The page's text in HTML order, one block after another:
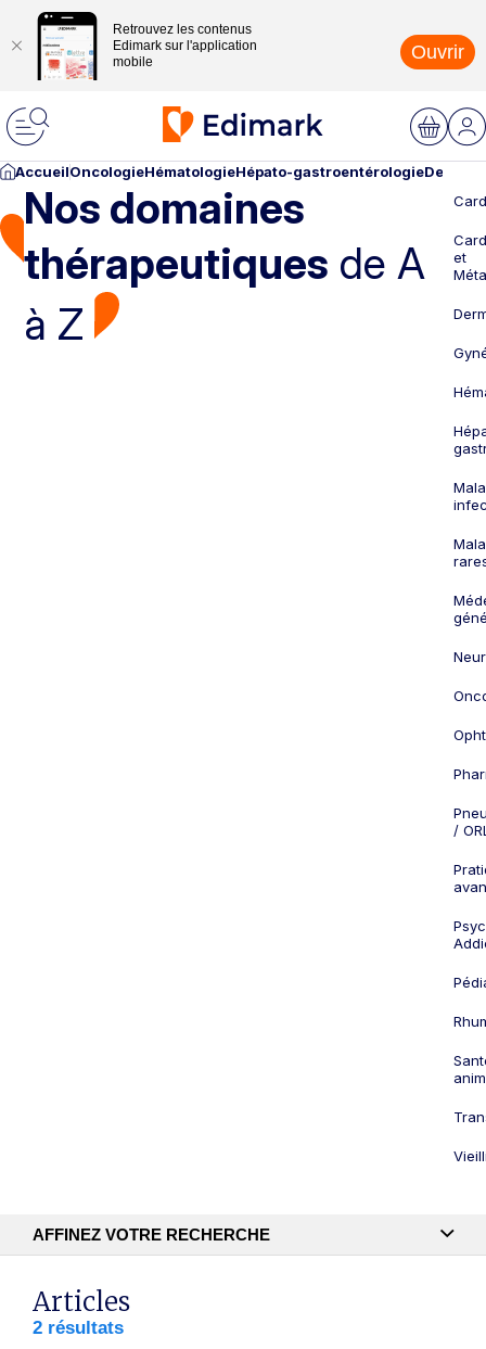
Retrouvez les contenus
Edimark sur l'application
mobile
Ouvrir
AccueilOncologieHématologieHépato-gastroentérologie
Nos domaines
thérapeutiques de A
à Z
et
/
AFFINEZ VOTRE RECHERCHE
Articles
2 résultats